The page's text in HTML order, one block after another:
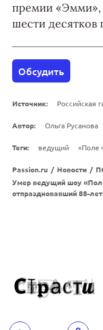
премии «Эмми»,
шести десятков
Обсудить
Источник: Российская
Автор: Ольга Русанова
Теги: ведущий «Поле
Passion.ru / Новости /
Умер ведущий шоу
отпраздновавший 88-